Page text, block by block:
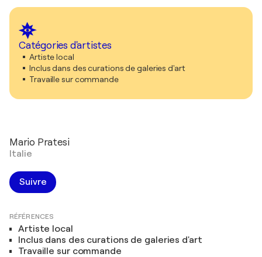
Catégories d'artistes
Artiste local
Inclus dans des curations de galeries d'art
Travaille sur commande
Mario Pratesi
Italie
Suivre
RÉFÉRENCES
Artiste local
Inclus dans des curations de galeries d'art
Travaille sur commande